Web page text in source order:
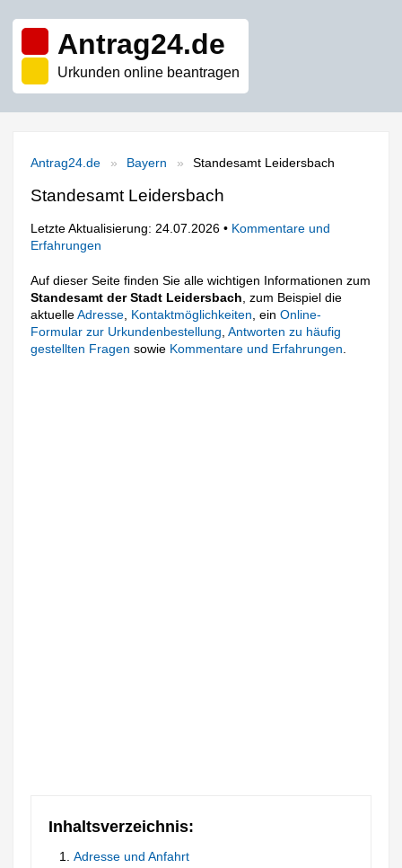
Antrag24.de
Urkunden online beantragen
Antrag24.de Bayern Standesamt Leidersbach
Standesamt Leidersbach
Letzte Aktualisierung: 24.07.2026 • Kommentare und
Erfahrungen
Auf dieser Seite finden Sie alle wichtigen Informationen zum
Standesamt der Stadt Leidersbach , zum Beispiel die
aktuelleAdresse Kontaktmöglichkeiten , einOnline-
Formular zur Urkundenbestellung ,Antworten zu häufig
gestellten Fragen sowie Kommentare und Erfahrungen
Inhaltsverzeichnis:
Adresse und Anfahrt